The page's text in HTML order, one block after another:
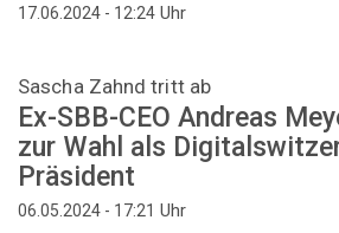
17.06.2024 - 12:24 Uhr
Sascha Zahnd tritt ab
Ex-SBB-CEO Andreas
zur Wahl als
Präsident
06.05.2024 - 17:21 Uhr